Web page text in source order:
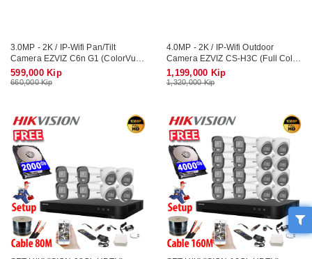
3.0MP - 2K / IP-Wifi Pan/Tilt
Camera EZVIZ C6n G1 (ColorVu,
Include Mic, Speaker)
599,000 Kip
660,000 Kip
4.0MP - 2K / IP-Wifi Outdoor
Camera EZVIZ CS-H3C (Full Color
/ Include Arlam LED, Mic, Speaker)
1,199,000 Kip
1,320,000 Kip